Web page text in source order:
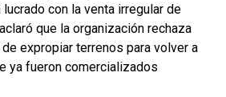
con la venta irregular de
que la organización rechaza
expropiar terrenos para volver a
ya fueron comercializados